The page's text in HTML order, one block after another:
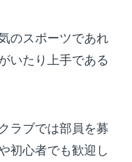
のスポーツであれ
いたり上手である
ラブでは部員を募
初心者でも歓迎し